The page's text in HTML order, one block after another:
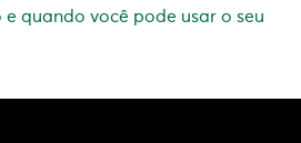
e quando você pode usar o seu